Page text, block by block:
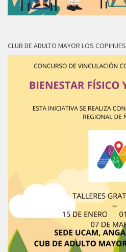
CLUB DE ADULTO MAYOR LOS COPIHUES